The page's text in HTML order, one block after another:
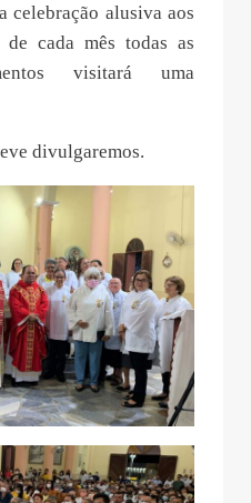
celebração alusiva aos
cada mês todas as
visitará uma
divulgaremos.